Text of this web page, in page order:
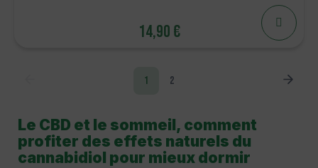
14,90 €
AJOUTER
1 2
Le CBD et le sommeil, comment
profiter des effets naturels du
cannabidiol pour mieux dormir